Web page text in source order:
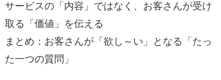
サービスの「内容」ではなく、お客さんが受け
取る「価値」を伝える
まとめ：お客さんが「欲し～い」となる「たっ
た一つの質問」